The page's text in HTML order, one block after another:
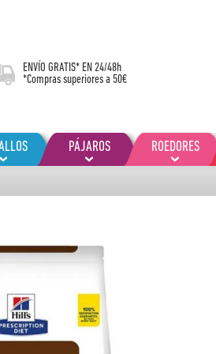
ENVÍO GRATIS* EN 24/48h
*Compras superiores a 50€
PÁJAROS ROEDORES